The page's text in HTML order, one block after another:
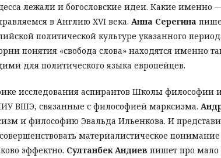
лежали и богословские идеи. Какие именно
в Англию XVI века. Анна Серегина
политической культуре указанного
понятия «свобода слова» находятся именно
для политического языка европейцев.
исследования аспирантов Школы философии и
ВШЭ, связанные с философией марксизма.
и философию Эвальда Ильенкова. И
материалистическое
эффектно. Султанбек Андиев пишет про мало